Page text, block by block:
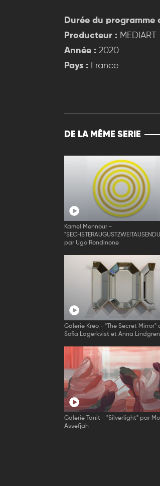
Durée du programme
Producteur : MEDIART
Année : 2020
Pays : France
DE LA MÊME SERIE
Kamel Mennour -
par Ugo Rondinone
Galerie Kreo - "The Secret Mirror"
Sofia Lagerkvist et Anna Lindgren
Galerie Tanit - "Silverlight" par
Assefjah